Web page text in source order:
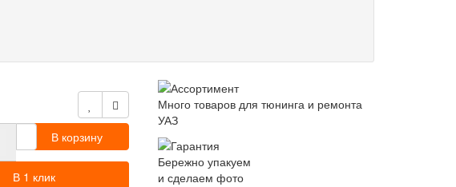
В корзину
В 1 клик
Много товаров для тюнинга и ремонта
УАЗ
Бережно упакуем
и сделаем фото